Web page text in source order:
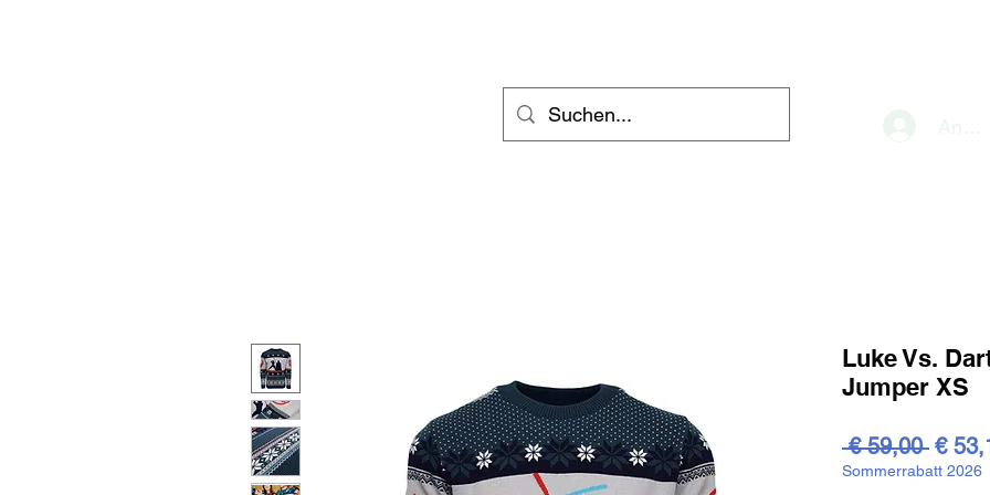
Luke Vs.
Jumper XS
€ 59,00 €
Sommerrabatt 2026